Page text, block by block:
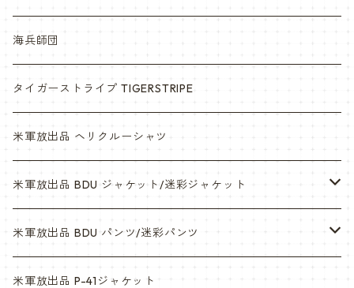
海兵師団
タイガーストライプ TIGERSTRIPE
米軍放出品 ヘリクルーシャツ
米軍放出品 BDU ジャケット/迷彩ジャケット
ウッドランド
ACU
米軍放出品 BDU パンツ/迷彩パンツ
ウッドランド
米軍放出品 P-41ジャケット